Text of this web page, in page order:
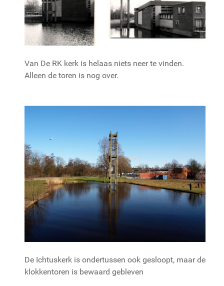
Van De RK kerk is helaas niets neer te vinden.
Alleen de toren is nog over.
De Ichtuskerk is ondertussen ook gesloopt, maar de
klokkentoren is bewaard gebleven